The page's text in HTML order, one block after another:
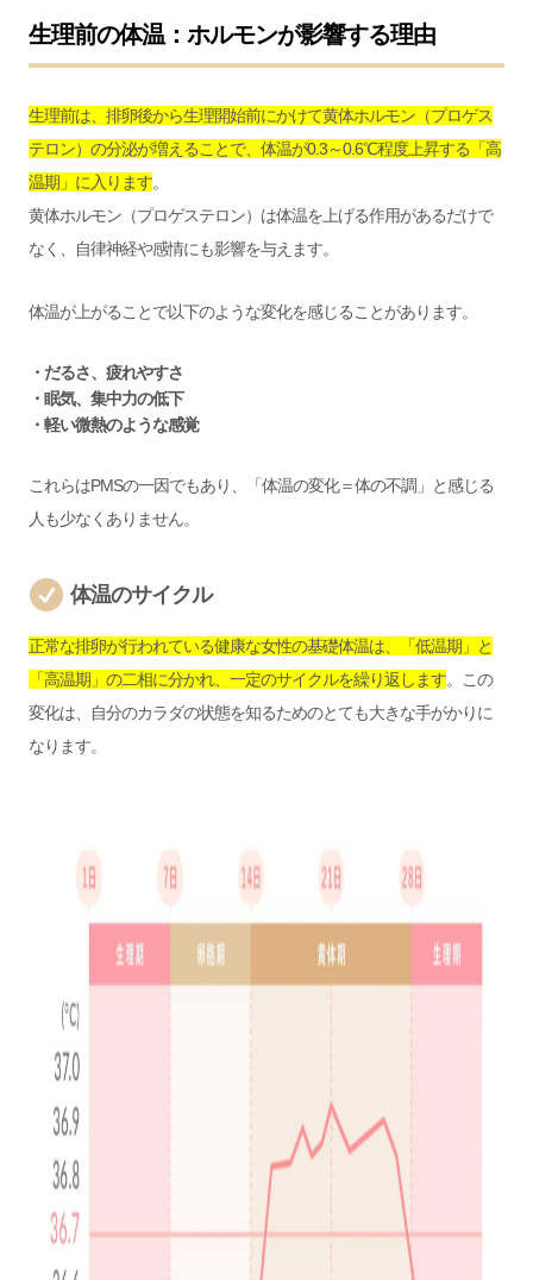
生理前の体温：ホルモンが影響する理由
生理前は、排卵後から生理開始前にかけて黄体ホルモン（プロゲス
テロン）の分泌が増えることで、体温が0.3～0.6℃程度上昇する「高
温期」に入ります。
黄体ホルモン（プロゲステロン）は体温を上げる作用があるだけで
なく、自律神経や感情にも影響を与えます。
体温が上がることで以下のような変化を感じることがあります。
・だるさ、疲れやすさ
・眠気、集中力の低下
・軽い微熱のような感覚
これらはPMSの一因でもあり、「体温の変化＝体の不調」と感じる
人も少なくありません。
体温のサイクル
正常な排卵が行われている健康な女性の基礎体温は、「低温期」と
「高温期」の二相に分かれ、一定のサイクルを繰り返します。この
変化は、自分のカラダの状態を知るためのとても大きな手がかりに
なります。